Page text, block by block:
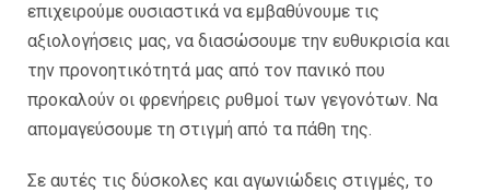
επιχειρούμε ουσιαστικά να εμβαθύνουμε τις
αξιολογήσεις μας, να διασώσουμε την ευθυκρισία και
την προνοητικότητά μας από τον πανικό που
προκαλούν οι φρενήρεις ρυθμοί των γεγονότων. Να
απομαγεύσουμε τη στιγμή από τα πάθη της.
Σε αυτές τις δύσκολες και αγωνιώδεις στιγμές, το